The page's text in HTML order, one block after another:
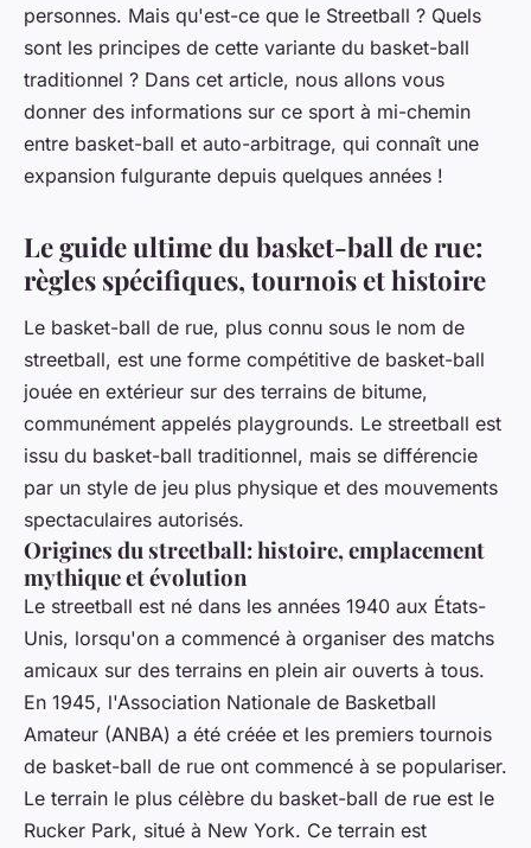
personnes. Mais qu'est-ce que le Streetball ? Quels
sont les principes de cette variante du basket-ball
traditionnel ? Dans cet article, nous allons vous
donner des informations sur ce sport à mi-chemin
entre basket-ball et auto-arbitrage, qui connaît une
expansion fulgurante depuis quelques années !
Le guide ultime du basket-ball de rue:
règles spécifiques, tournois et histoire
Le basket-ball de rue, plus connu sous le nom de
streetball, est une forme compétitive de basket-ball
jouée en extérieur sur des terrains de bitume,
communément appelés playgrounds. Le streetball est
issu du basket-ball traditionnel, mais se différencie
par un style de jeu plus physique et des mouvements
spectaculaires autorisés.
Origines du streetball: histoire, emplacement
mythique et évolution
Le streetball est né dans les années 1940 aux États-
Unis, lorsqu'on a commencé à organiser des matchs
amicaux sur des terrains en plein air ouverts à tous.
En 1945, l'Association Nationale de Basketball
Amateur (ANBA) a été créée et les premiers tournois
de basket-ball de rue ont commencé à se populariser.
Le terrain le plus célèbre du basket-ball de rue est le
Rucker Park, situé à New York. Ce terrain est